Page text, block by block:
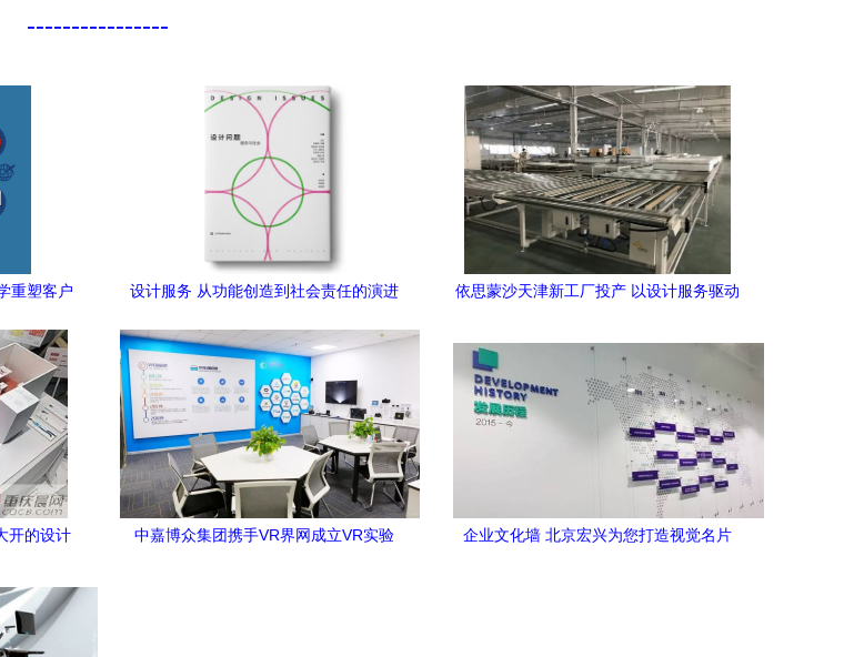
----------------
重塑客户
设计服务 从功能创造到社会责任的演进
依思蒙沙天津新工厂投产 以设计服务驱动
开的设计
中嘉博众集团携手VR界网成立VR实验
企业文化墙 北京宏兴为您打造视觉名片